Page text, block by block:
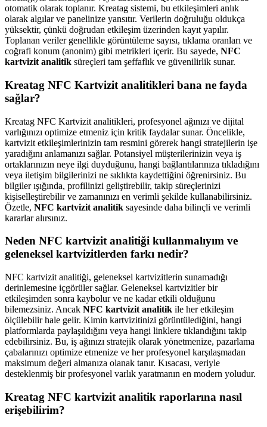
otomatik olarak toplanır. Kreatag sistemi, bu etkileşimleri anlık
olarak algılar ve panelinize yansıtır. Verilerin doğruluğu oldukça
yüksektir, çünkü doğrudan etkileşim üzerinden kayıt yapılır.
Toplanan veriler genellikle görüntüleme sayısı, tıklama oranları ve
coğrafi konum (anonim) gibi metrikleri içerir. Bu sayede, NFC
kartvizit analitik süreçleri tam şeffaflık ve güvenilirlik sunar.
Kreatag NFC Kartvizit analitikleri bana ne fayda
sağlar?
Kreatag NFC Kartvizit analitikleri, profesyonel ağınızı ve dijital
varlığınızı optimize etmeniz için kritik faydalar sunar. Öncelikle,
kartvizit etkileşimlerinizin tam resmini görerek hangi stratejilerin işe
yaradığını anlamanızı sağlar. Potansiyel müşterilerinizin veya iş
ortaklarınızın neye ilgi duyduğunu, hangi bağlantılarınıza tıkladığını
veya iletişim bilgilerinizi ne sıklıkta kaydettiğini öğrenirsiniz. Bu
bilgiler ışığında, profilinizi geliştirebilir, takip süreçlerinizi
kişiselleştirebilir ve zamanınızı en verimli şekilde kullanabilirsiniz.
Özetle, NFC kartvizit analitik sayesinde daha bilinçli ve verimli
kararlar alırsınız.
Neden NFC kartvizit analitiği kullanmalıyım ve
geleneksel kartvizitlerden farkı nedir?
NFC kartvizit analitiği, geleneksel kartvizitlerin sunamadığı
derinlemesine içgörüler sağlar. Geleneksel kartvizitler bir
etkileşimden sonra kaybolur ve ne kadar etkili olduğunu
bilemezsiniz. Ancak NFC kartvizit analitik ile her etkileşim
ölçülebilir hale gelir. Kimin kartvizitinizi görüntülediğini, hangi
platformlarda paylaşıldığını veya hangi linklere tıklandığını takip
edebilirsiniz. Bu, iş ağınızı stratejik olarak yönetmenize, pazarlama
çabalarınızı optimize etmenize ve her profesyonel karşılaşmadan
maksimum değeri almanıza olanak tanır. Kısacası, veriyle
desteklenmiş bir profesyonel varlık yaratmanın en modern yoludur.
Kreatag NFC kartvizit analitik raporlarına nasıl
erişebilirim?